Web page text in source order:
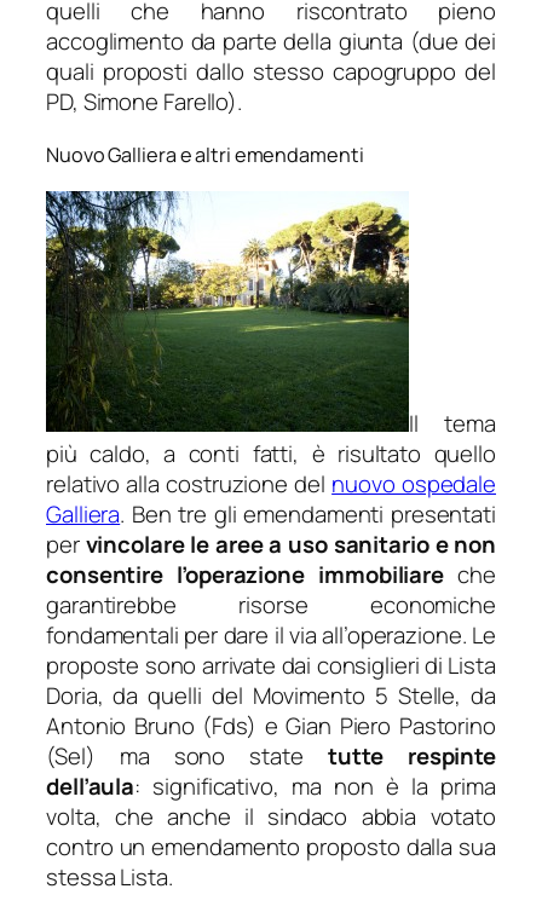
quelli che hanno riscontrato pieno
accoglimento da parte della giunta (due dei
quali proposti dallo stesso capogruppo del
PD, Simone Farello).
Nuovo Galliera e altri emendamenti
Il tema
più caldo, a conti fatti, è risultato quello
relativo alla costruzione del nuovo ospedale
Galliera. Ben tre gli emendamenti presentati
pervincolare le aree a uso sanitario e non
consentire l’operazione immobiliare che
garantirebbe risorse economiche
fondamentali per dare il via all’operazione. Le
proposte sono arrivate dai consiglieri di Lista
Doria, da quelli del Movimento 5 Stelle, da
Antonio Bruno (Fds) e Gian Piero Pastorino
(Sel) ma sono statetutte respinte
dell’aula: significativo, ma non è la prima
volta, che anche il sindaco abbia votato
contro un emendamento proposto dalla sua
stessa Lista.